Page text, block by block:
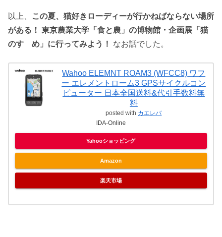
以上、
この夏、猫好きローディーが行かねばならない場所
がある！ 東京農業大学「食と農」の博物館・企画展「猫
のすゝめ」に行ってみよう！
なお話でした。
Wahoo ELEMNT ROAM3 (WFCC8) ワフ
ー エレメントローム3 GPSサイクルコン
ピューター 日本全国送料&代引手数料無
料
posted with カエレバ
IDA-Online
Yahooショッピング
Amazon
楽天市場